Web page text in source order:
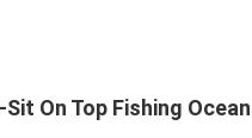
On Top Fishing